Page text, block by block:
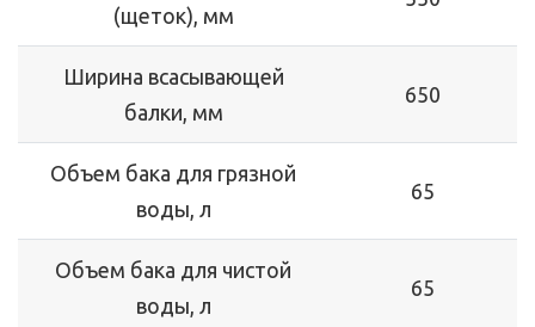
(щеток), мм
Ширина всасывающей
балки, мм
650
Объем бака для грязной
воды, л
65
Объем бака для чистой
воды, л
65